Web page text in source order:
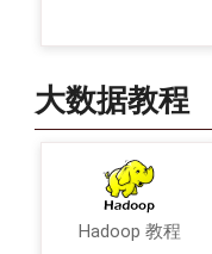
大数据教程
Hadoop 教程